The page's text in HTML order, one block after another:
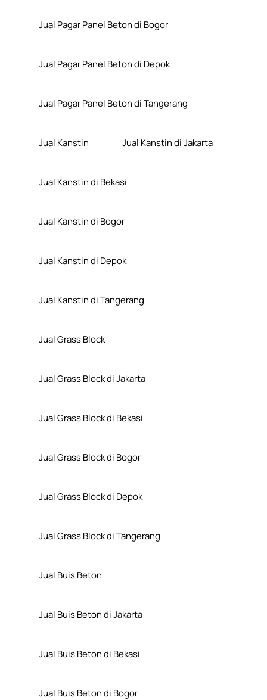
Jual Pagar Panel Beton di Bogor
Jual Pagar Panel Beton di Depok
Jual Pagar Panel Beton di Tangerang
Jual Kanstin Jual Kanstin di Jakarta
Jual Kanstin di Bekasi
Jual Kanstin di Bogor
Jual Kanstin di Depok
Jual Kanstin di Tangerang
Jual Grass Block
Jual Grass Block di Jakarta
Jual Grass Block di Bekasi
Jual Grass Block di Bogor
Jual Grass Block di Depok
Jual Grass Block di Tangerang
Jual Buis Beton
Jual Buis Beton di Jakarta
Jual Buis Beton di Bekasi
Jual Buis Beton di Bogor